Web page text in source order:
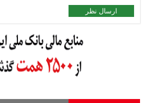
ارسال نظر